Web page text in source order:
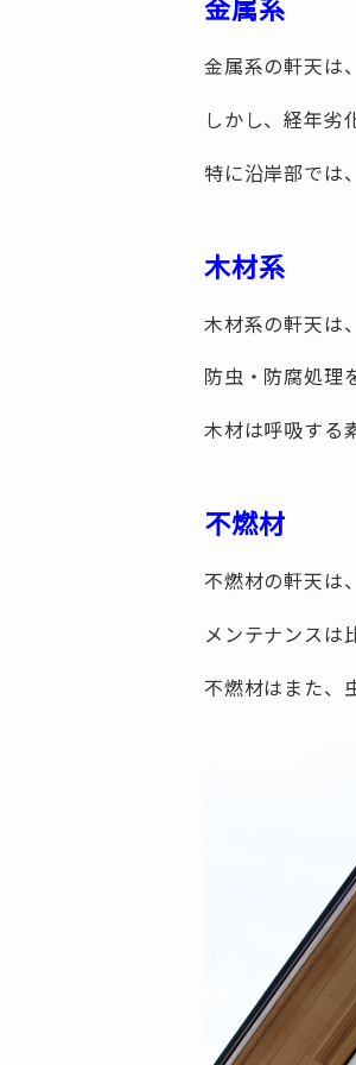
金属系の軒天は
しかし、経年劣
特に沿岸部では
木材系
木材系の軒天は
防虫・防腐処理
木材は呼吸する
不燃材
不燃材の軒天は
メンテナンスは
不燃材はまた、